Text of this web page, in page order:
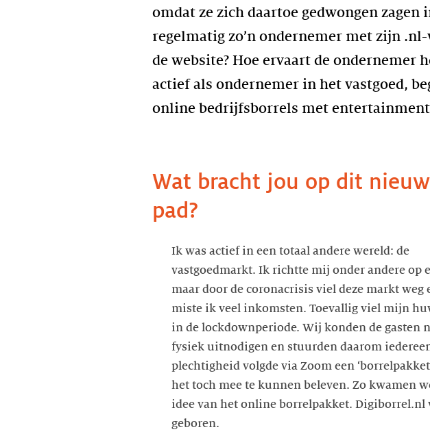
omdat ze zich daartoe gedwongen
regelmatig zo’n ondernemer met zijn
de website? Hoe ervaart de ondernemer
actief als ondernemer in het vastgoed,
Wat bracht jou op dit
pad?
Ik was actief in een totaal andere wereld: de
vastgoedmarkt. Ik richtte mij onder andere op
maar door de coronacrisis viel deze markt weg
miste ik veel inkomsten. Toevallig viel mijn
in de lockdownperiode. Wij konden de gasten
fysiek uitnodigen en stuurden daarom
plechtigheid volgde via Zoom een
het toch mee te kunnen beleven. Zo kwamen
idee van het online borrelpakket. Digiborrel.nl
geboren.